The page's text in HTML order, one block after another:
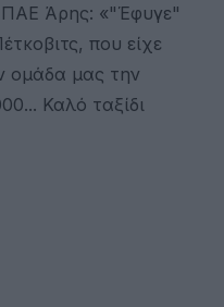
ΠΑΕ Άρης: «"Έφυγε"
που είχε
ομάδα μας την
Καλό ταξίδι